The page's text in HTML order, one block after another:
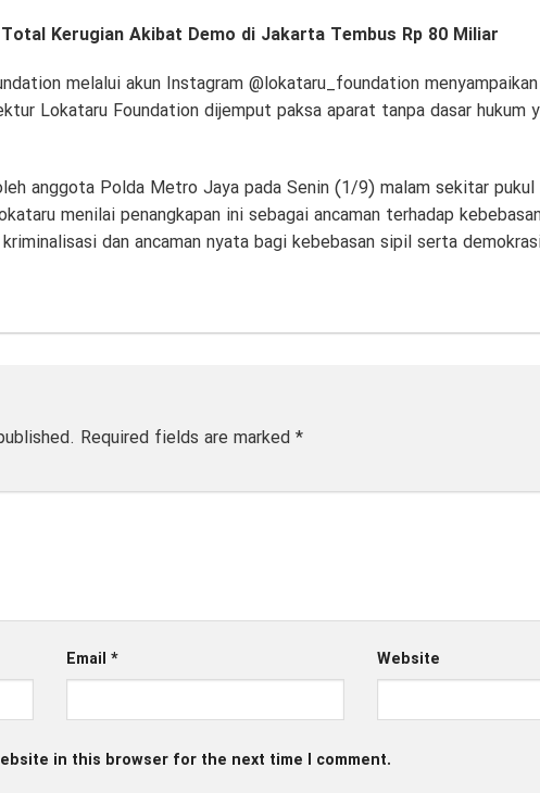
Total Kerugian Akibat Demo di Jakarta Tembus Rp 80 Miliar
melalui akun Instagram @lokataru_foundation
Lokataru Foundation dijemput paksa aparat tanpa dasar hukum
anggota Polda Metro Jaya pada Senin (1/9) malam sekitar
menilai penangkapan ini sebagai ancaman terhadap
dan ancaman nyata bagi kebebasan sipil serta
Required fields are marked *
Email * Website
in this browser for the next time I comment.